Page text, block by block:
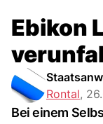
Ebikon
Rontal,
Bei einem